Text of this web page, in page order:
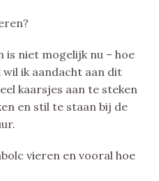
is niet mogelijk nu – hoe
ik aandacht aan dit
kaarsjes aan te steken
en stil te staan bij de
vieren en vooral hoe